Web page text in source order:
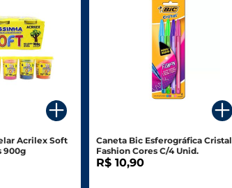
Acrilex Soft
900g
Caneta Bic Esferográfica Cristal
Fashion Cores C/4 Unid.
R$ 10,90